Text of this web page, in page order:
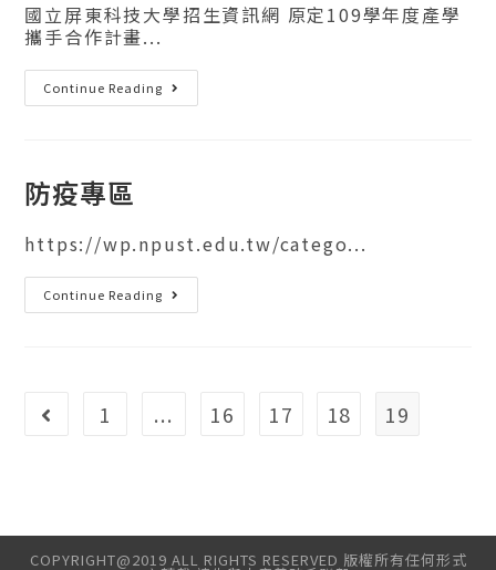
國立屏東科技大學招生資訊網 原定109學年度產學
攜手合作計畫...
Continue Reading
防疫專區
https://wp.npust.edu.tw/catego...
Continue Reading
1 ... 16 17 18 19
COPYRIGHT@2019 ALL RIGHTS RESERVED 版權所有任何形式